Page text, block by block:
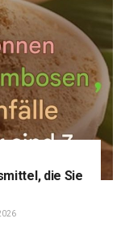
die Sie